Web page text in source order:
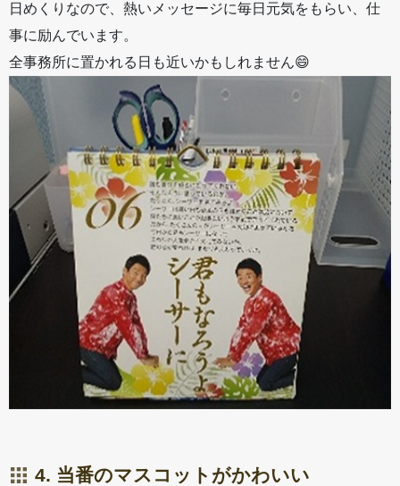
日めくりなので、熱いメッセージに毎日元気をもらい、仕
事に励んでいます。
全事務所に置かれる日も近いかもしれません😄
4. 当番のマスコットがかわいい